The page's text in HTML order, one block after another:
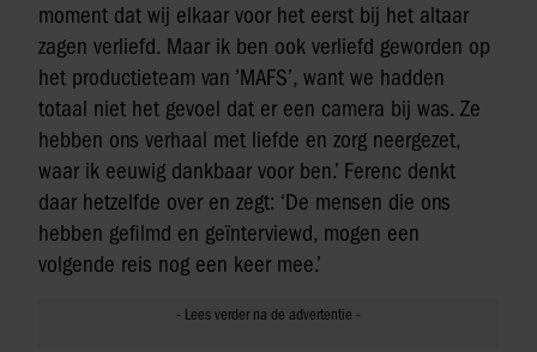
moment dat wij elkaar voor het eerst bij het altaar
zagen verliefd. Maar ik ben ook verliefd geworden op
het productieteam van ’MAFS’, want we hadden
totaal niet het gevoel dat er een camera bij was. Ze
hebben ons verhaal met liefde en zorg neergezet,
waar ik eeuwig dankbaar voor ben.’ Ferenc denkt
daar hetzelfde over en zegt: ‘De mensen die ons
hebben gefilmd en geïnterviewd, mogen een
volgende reis nog een keer mee.’